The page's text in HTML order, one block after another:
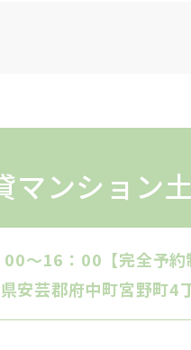
マンション
～16：00【完全予約
安芸郡府中町宮野町4